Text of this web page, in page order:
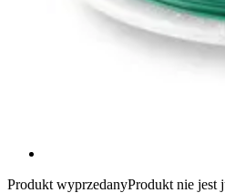
Produkt wyprzedanyProdukt nie jest